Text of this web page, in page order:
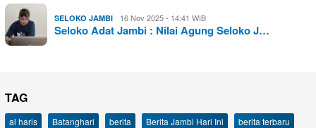
SELOKO JAMBI 16 Nov 2025 - 14:41 WIB
Seloko Adat Jambi : Nilai Agung Seloko J…
TAG
al haris Batanghari berita Berita Jambi Hari Ini
berita terbaru